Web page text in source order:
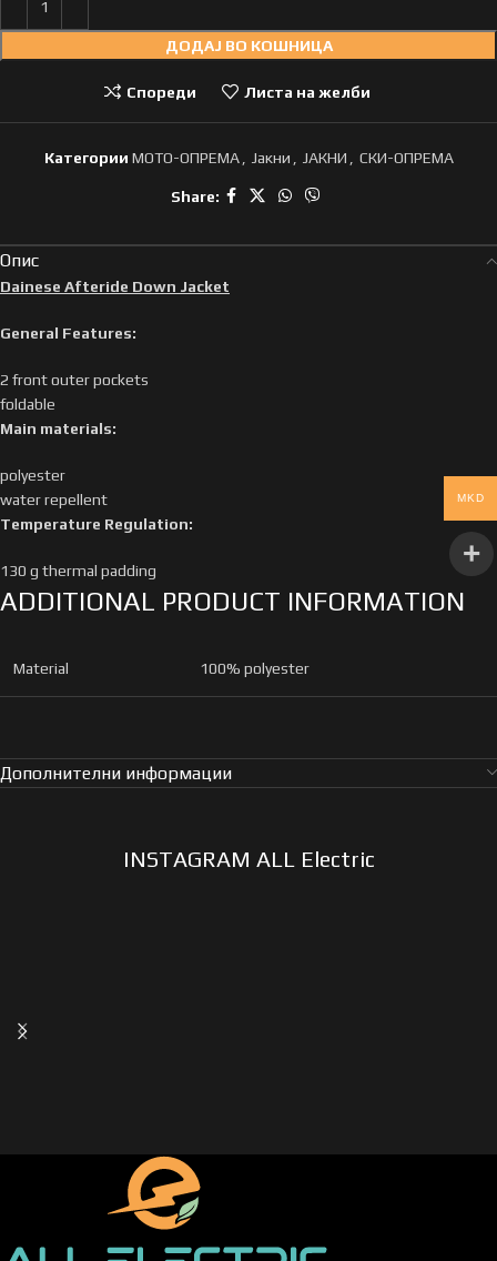
ДОДАЈ ВО КОШНИЦА
Спореди Листа на желби
Категории МОТО-ОПРЕМА , Јакни , ЈАКНИ , СКИ-ОПРЕМА
Share:
Опис
Dainese Afteride Down Jacket
General Features:
2 front outer pockets
foldable
Main materials:
polyester
water repellent
Temperature Regulation:
130 g thermal padding
ADDITIONAL PRODUCT INFORMATION
Material 100% polyester
Дополнителни информации
INSTAGRAM ALL Electric
MKD